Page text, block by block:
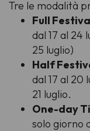
Tre le modalità
Full
dal 17 al 24
25 luglio)
Half
dal 17 al 20
21 luglio.
One-day
solo giorno